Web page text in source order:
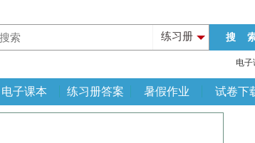
练习册
电子
电子课本 练习册答案 暑假作业 试卷下